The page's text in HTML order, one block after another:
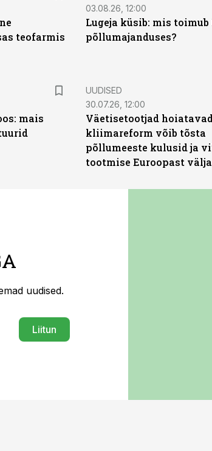
teofarmis
03.08.26, 12:00
Lugeja küsib: mis
põllumajanduses?
mais
UUDISED
30.07.26, 12:00
Väetisetootjad
kliimareform võib tõsta
põllumeeste kulusid ja
tootmise Euroopast välja
uudised.
Liitun